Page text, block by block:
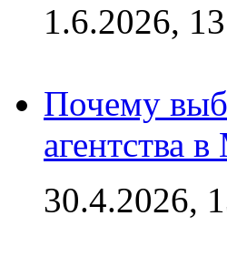
1.6.2026,
Почему
агентства
30.4.2026,